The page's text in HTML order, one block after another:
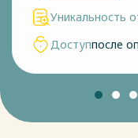
Уникальность
Доступпосле